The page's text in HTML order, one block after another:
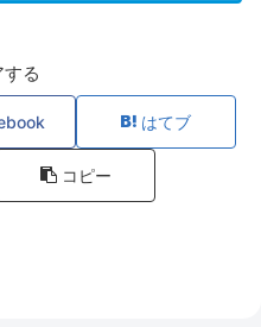
る
はてブ
コピー